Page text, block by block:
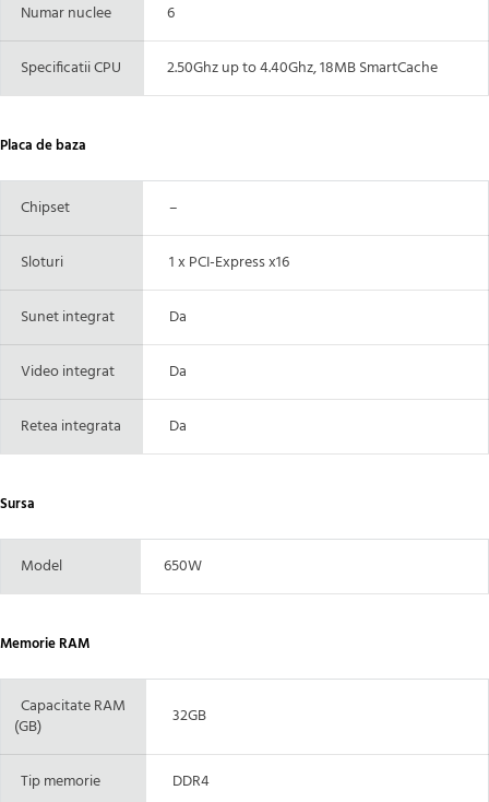
Numar nuclee 6
Specificatii CPU 2.50Ghz up to 4.40Ghz, 18MB SmartCache
Placa de baza
Chipset –
Sloturi 1 x PCI-Express x16
Sunet integrat Da
Video integrat Da
Retea integrata Da
Sursa
Model 650W
Memorie RAM
Capacitate RAM
(GB)
32GB
Tip memorie DDR4